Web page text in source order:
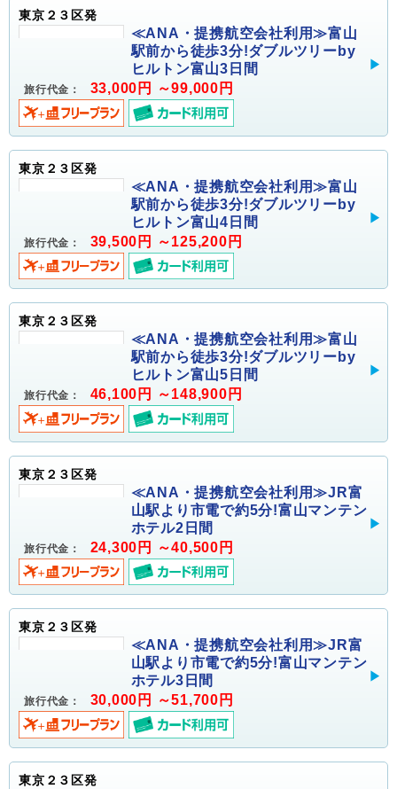
東京２３区発
≪ANA・提携航空会社利用≫富山
駅前から徒歩3分!ダブルツリーby
ヒルトン富山3日間
旅行代金： 33,000円 ～99,000円
東京２３区発
≪ANA・提携航空会社利用≫富山
駅前から徒歩3分!ダブルツリーby
ヒルトン富山4日間
旅行代金： 39,500円 ～125,200円
東京２３区発
≪ANA・提携航空会社利用≫富山
駅前から徒歩3分!ダブルツリーby
ヒルトン富山5日間
旅行代金： 46,100円 ～148,900円
東京２３区発
≪ANA・提携航空会社利用≫JR富
山駅より市電で約5分!富山マンテン
ホテル2日間
旅行代金： 24,300円 ～40,500円
東京２３区発
≪ANA・提携航空会社利用≫JR富
山駅より市電で約5分!富山マンテン
ホテル3日間
旅行代金： 30,000円 ～51,700円
東京２３区発